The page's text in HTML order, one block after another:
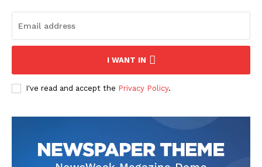
I WANT IN
I've read and accept the Privacy Policy.